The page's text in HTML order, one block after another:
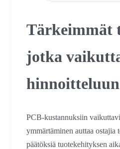
Tärkeimmät
jotka
hinnoitteluun
PCB-kustannuksiin
ymmärtäminen auttaa ostajia
päätöksiä tuotekehityksen